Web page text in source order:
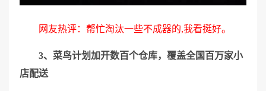
网友热评：帮忙淘汰一些不成器的,我看挺好。
3、菜鸟计划加开数百个仓库，覆盖全国百万家小
店配送